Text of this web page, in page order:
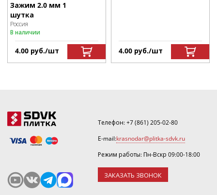
Зажим 2.0 мм 1
шутка
Россия
В наличии
4.00 руб./шт 4.00 руб./шт
Телефон:+7 (861) 205-02-80
E-mail:krasnodar@plitka-sdvk.ru
Режим работы: Пн-Вскр 09:00-18:00
ЗАКАЗАТЬ ЗВОНОК